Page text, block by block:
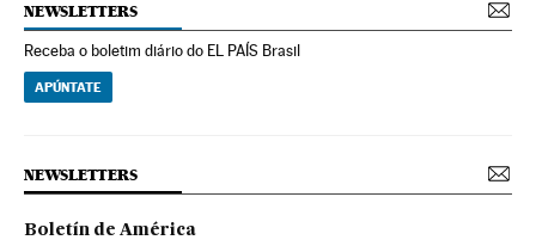
NEWSLETTERS
Receba o boletim diário do EL PAÍS Brasil
APÚNTATE
NEWSLETTERS
Boletín de América